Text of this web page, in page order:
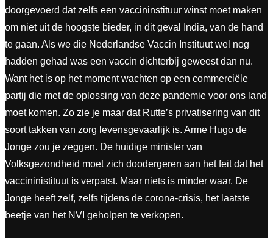
doorgevoerd dat zelfs een vaccininstituur winst moet maken
om niet uit de hoogste bieder, in dit geval India, van de hand
te gaan. Als we die Nederlandse Vaccin Instituut wel nog
hadden gehad was een vaccin dichterbij geweest dan nu.
Want het is op het moment wachten op een commerciële
partij die met de oplossing van deze pandemie voor ons land
moet komen. Zo zie je maar dat Rutte’s privatisering van dit
soort takken van zorg levensgevaarlijk is. Arme Hugo de
Jonge zou je zeggen. De huidige minister van
Volksgezondheid moet zich doodergeren aan het feit dat het
vaccininistituut is verpatst. Maar niets is minder waar. De
Jonge heeft zelf, zelfs tijdens de corona-crisis, het laatste
beetje van het NVI geholpen te verkopen.